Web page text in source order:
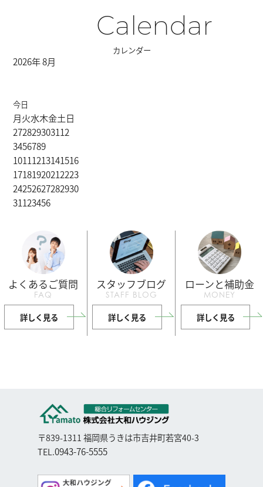
Calendar
カレンダー
2026年 8月
今日
月火水木金土日
272829303112
3456789
10111213141516
17181920212223
24252627282930
31123456
よくあるご質問
FAQ
詳しく見る
スタッフブログ
STAFF BLOG
詳しく見る
ローンと補助金
MONEY
詳しく見る
〒839-1311 福岡県うきは市吉井町若宮40-3
TEL.0943-76-5555